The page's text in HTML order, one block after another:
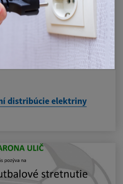
distribúcie elektriny